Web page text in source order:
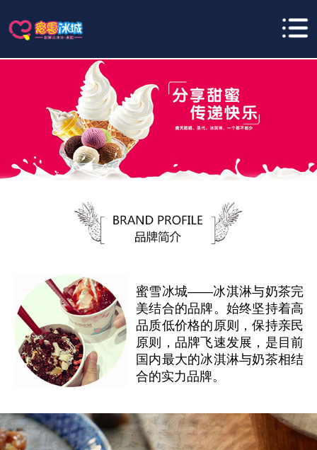
蜜雪冰城——冰淇淋与奶茶完
美结合的品牌。始终坚持着高
品质低价格的原则，保持亲民
原则，品牌飞速发展，是目前
国内最大的冰淇淋与奶茶相结
合的实力品牌。